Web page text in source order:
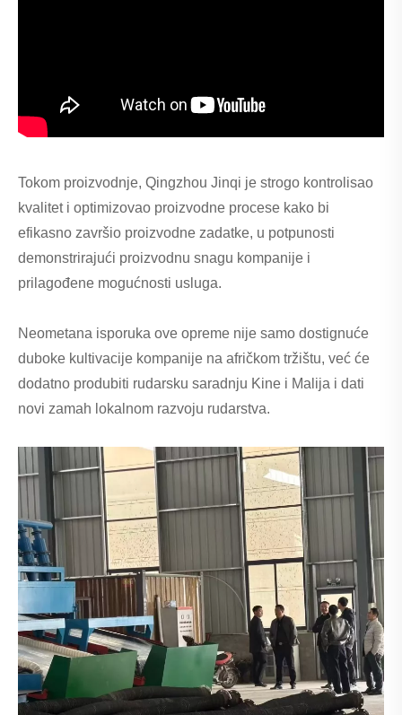
Tokom proizvodnje, Qingzhou Jinqi je strogo kontrolisao
kvalitet i optimizovao proizvodne procese kako bi
efikasno završio proizvodne zadatke, u potpunosti
demonstrirajući proizvodnu snagu kompanije i
prilagođene mogućnosti usluga.
Neometana isporuka ove opreme nije samo dostignuće
duboke kultivacije kompanije na afričkom tržištu, već će
dodatno produbiti rudarsku saradnju Kine i Malija i dati
novi zamah lokalnom razvoju rudarstva.